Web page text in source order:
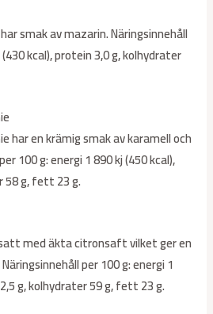
smak av mazarin. Näringsinnehåll
kcal), protein 3,0 g, kolhydrater
har en krämig smak av karamell och
100 g: energi 1 890 kj (450 kcal),
58 g, fett 23 g.
med äkta citronsaft vilket ger en
per 100 g: energi 1
g, kolhydrater 59 g, fett 23 g.